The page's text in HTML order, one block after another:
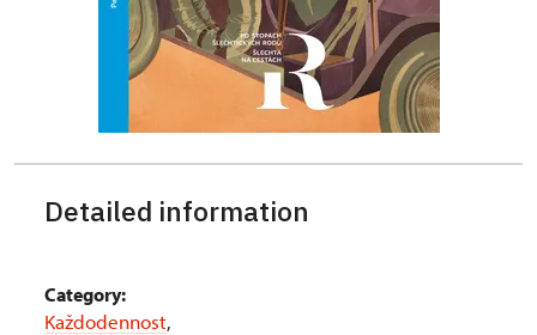
Detailed information
Category:
Každodennost,